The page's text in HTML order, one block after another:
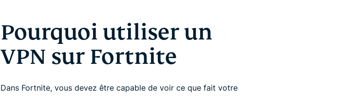
Pourquoi utiliser un
VPN sur Fortnite
Dans Fortnite, vous devez être capable de voir ce que fait votre